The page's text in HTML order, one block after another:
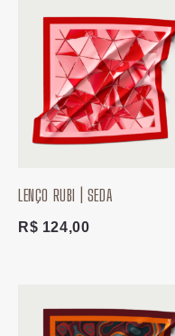
LENÇO RUBI | SEDA
R$ 124,00